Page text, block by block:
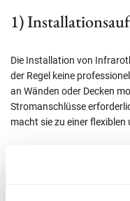
1)
Die Installation von
der Regel keine
an Wänden oder Decken
Stromanschlüsse
macht sie zu einer
Im Gegensatz dazu
mehr Aufwand. Es sind